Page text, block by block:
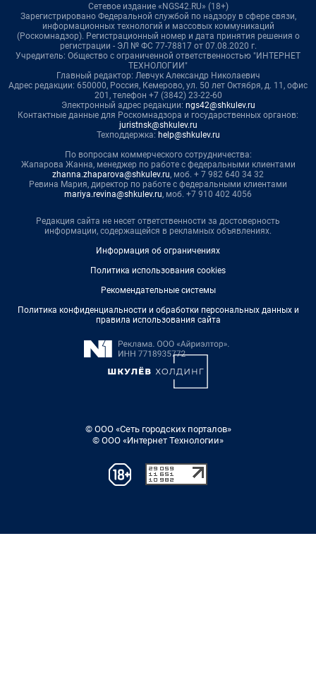
Сетевое издание «NGS42.RU» (18+)
Зарегистрировано Федеральной службой по надзору в сфере связи,
информационных технологий и массовых коммуникаций
(Роскомнадзор). Регистрационный номер и дата принятия решения о
регистрации - ЭЛ № ФС 77-78817 от 07.08.2020 г.
Учредитель: Общество с ограниченной ответственностью "ИНТЕРНЕТ
ТЕХНОЛОГИИ"
Главный редактор: Левчук Александр Николаевич
Адрес редакции: 650000, Россия, Кемерово, ул. 50 лет Октября, д. 11, офис
201, телефон +7 (3842) 23-22-60
Электронный адрес редакции: ngs42@shkulev.ru
Контактные данные для Роскомнадзора и государственных органов:
juristnsk@shkulev.ru
Техподдержка: help@shkulev.ru
По вопросам коммерческого сотрудничества:
Жапарова Жанна, менеджер по работе с федеральными клиентами
zhanna.zhaparova@shkulev.ru, моб. + 7 982 640 34 32
Ревина Мария, директор по работе с федеральными клиентами
mariya.revina@shkulev.ru, моб. +7 910 402 4056
Редакция сайта не несет ответственности за достоверность
информации, содержащейся в рекламных объявлениях.
Информация об ограничениях
Политика использования cookies
Рекомендательные системы
Политика конфиденциальности и обработки персональных данных и
правила использования сайта
© ООО «Сеть городских порталов»
© ООО «Интернет Технологии»